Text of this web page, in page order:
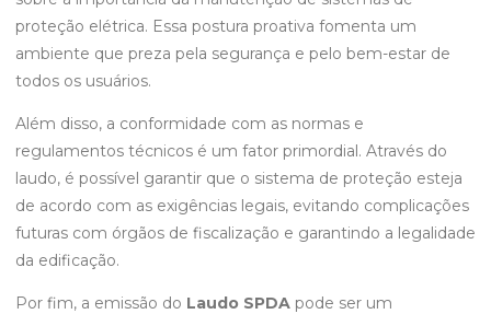
proteção elétrica. Essa postura proativa fomenta um
ambiente que preza pela segurança e pelo bem-estar de
todos os usuários.
Além disso, a conformidade com as normas e
regulamentos técnicos é um fator primordial. Através do
laudo, é possível garantir que o sistema de proteção esteja
de acordo com as exigências legais, evitando complicações
futuras com órgãos de fiscalização e garantindo a legalidade
da edificação.
Por fim, a emissão do Laudo SPDA pode ser um